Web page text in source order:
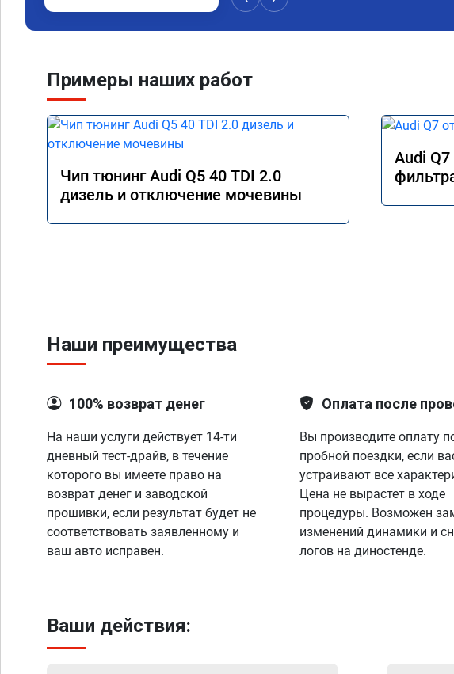
авто.Однозначно рекомендую Алексея
Примеры наших работ
Чип тюнинг Audi Q5 40 TDI 2.0
дизель и отключение мочевины
Audi
Наши преимущества
100% возврат денег
На наши услуги действует 14-ти
дневный тест-драйв, в течение
которого вы имеете право на
возврат денег и заводской
прошивки, если результат будет не
соответствовать заявленному и
ваш авто исправен.
Оплата после
Вы производите оплату
пробной поездки, если
устраивают все
Цена не вырастет в ходе
процедуры. Возможен
изменений динамики и
логов на диностенде.
Ваши действия: